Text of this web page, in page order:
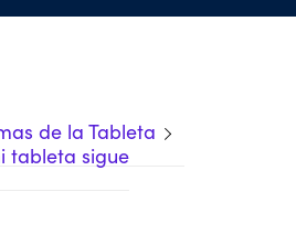
de la Tableta
tableta sigue